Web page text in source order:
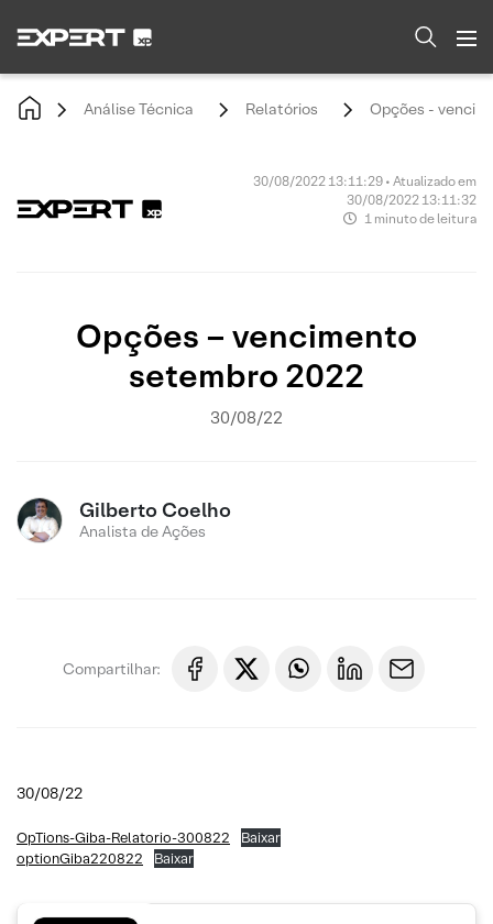
Análise Técnica Relatórios Opções -
30/08/2022 13:11:29 • Atualizado em
30/08/2022 13:11:32
1 minuto de leitura
Opções – vencimento
setembro 2022
30/08/22
Gilberto Coelho
Analista de Ações
Compartilhar:
30/08/22
OpTions-Giba-Relatorio-300822
Baixar
optionGiba220822
Baixar